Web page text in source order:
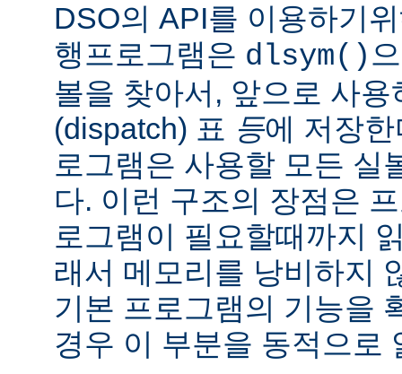
DSO의 API를 이용하기
행프로그램은 dlsym()
볼을 찾아서, 앞으로 사
(dispatch) 표 등에 저장
로그램은 사용할 모든 실
다. 이런 구조의 장점은
로그램이 필요할때까지
래서 메모리를 낭비하지
기본 프로그램의 기능을
경우 이 부분을 동적으로